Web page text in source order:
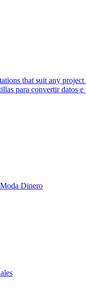
that suit any project
para convertir datos
Moda Dinero